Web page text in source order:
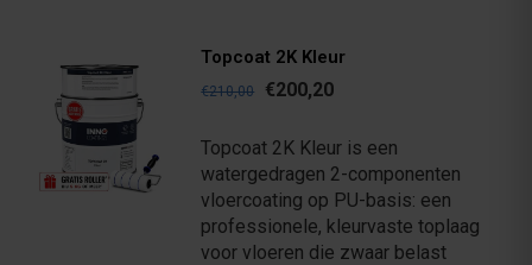
Topcoat 2K Kleur
€210,00 €200,20
Topcoat 2K Kleur is een
watergedragen 2-componenten
vloercoating op PU-basis: een
professionele, kleurvaste toplaag
voor vloeren die zwaar belast